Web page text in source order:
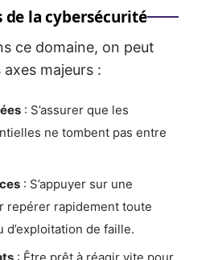
de la cybersécurité
ce domaine, on peut
majeurs :
: S’assurer que les
ne tombent pas entre
: S’appuyer sur une
repérer rapidement toute
d’exploitation de faille.